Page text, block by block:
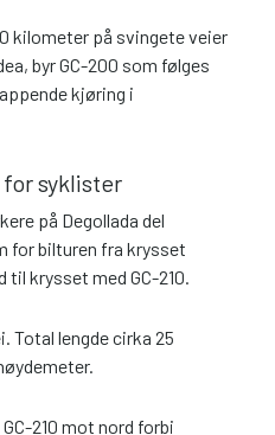
kilometer på svingete veier
byr GC-200 som følges
kjøring i
syklister
på Degollada del
for bilturen fra krysset
til krysset med GC-210.
Total lengde cirka 25
210 mot nord forbi